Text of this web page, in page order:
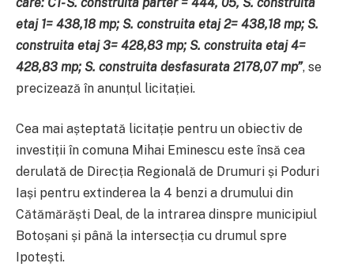
etaj 1= 438,18 mp; S. construita etaj 2= 438,18 mp; S.
construita etaj 3= 428,83 mp; S. construita etaj 4=
428,83 mp; S. construita desfasurata 2178,07 mp”, se
precizează în anunțul licitației.
Cea mai așteptată licitație pentru un obiectiv de
investiții în comuna Mihai Eminescu este însă cea
derulată de Direcția Regională de Drumuri și Poduri
Iași pentru extinderea la 4 benzi a drumului din
Cătămărăști Deal, de la intrarea dinspre municipiul
Botoșani și până la intersecția cu drumul spre
Ipotești.